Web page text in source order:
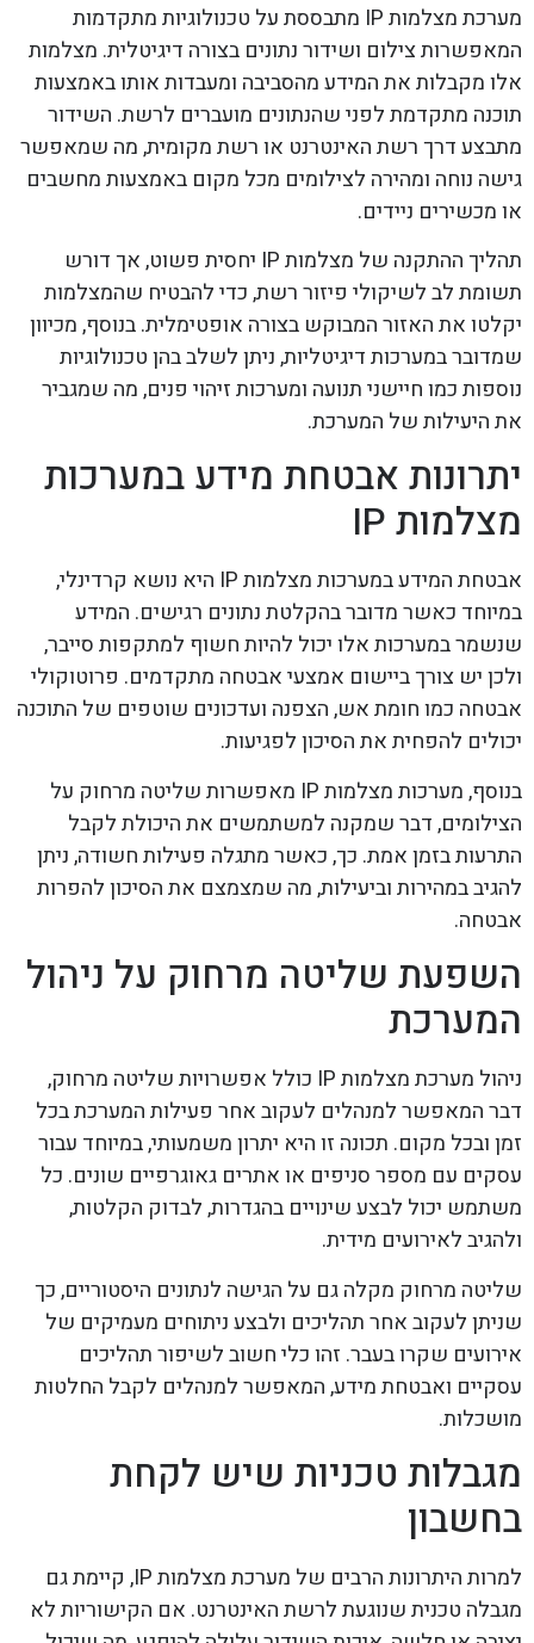
מערכת מצלמות IP מתבססת על טכנולוגיות מתקדמות
המאפשרות צילום ושידור נתונים בצורה דיגיטלית. מצלמות
אלו מקבלות את המידע מהסביבה ומעבדות אותו באמצעות
תוכנה מתקדמת לפני שהנתונים מועברים לרשת. השידור
מתבצע דרך רשת האינטרנט או רשת מקומית, מה שמאפשר
גישה נוחה ומהירה לצילומים מכל מקום באמצעות מחשבים
או מכשירים ניידים.
תהליך ההתקנה של מצלמות IP יחסית פשוט, אך דורש
תשומת לב לשיקולי פיזור רשת, כדי להבטיח שהמצלמות
יקלטו את האזור המבוקש בצורה אופטימלית. בנוסף, מכיוון
שמדובר במערכות דיגיטליות, ניתן לשלב בהן טכנולוגיות
נוספות כמו חיישני תנועה ומערכות זיהוי פנים, מה שמגביר
את היעילות של המערכת.
יתרונות אבטחת מידע במערכות
מצלמות IP
אבטחת המידע במערכות מצלמות IP היא נושא קרדינלי,
במיוחד כאשר מדובר בהקלטת נתונים רגישים. המידע
שנשמר במערכות אלו יכול להיות חשוף למתקפות סייבר,
ולכן יש צורך ביישום אמצעי אבטחה מתקדמים. פרוטוקולי
אבטחה כמו חומת אש, הצפנה ועדכונים שוטפים של התוכנה
יכולים להפחית את הסיכון לפגיעות.
בנוסף, מערכות מצלמות IP מאפשרות שליטה מרחוק על
הצילומים, דבר שמקנה למשתמשים את היכולת לקבל
התרעות בזמן אמת. כך, כאשר מתגלה פעילות חשודה, ניתן
להגיב במהירות וביעילות, מה שמצמצם את הסיכון להפרות
אבטחה.
השפעת שליטה מרחוק על ניהול
המערכת
ניהול מערכת מצלמות IP כולל אפשרויות שליטה מרחוק,
דבר המאפשר למנהלים לעקוב אחר פעילות המערכת בכל
זמן ובכל מקום. תכונה זו היא יתרון משמעותי, במיוחד עבור
עסקים עם מספר סניפים או אתרים גאוגרפיים שונים. כל
משתמש יכול לבצע שינויים בהגדרות, לבדוק הקלטות,
ולהגיב לאירועים מידית.
שליטה מרחוק מקלה גם על הגישה לנתונים היסטוריים, כך
שניתן לעקוב אחר תהליכים ולבצע ניתוחים מעמיקים של
אירועים שקרו בעבר. זהו כלי חשוב לשיפור תהליכים
עסקיים ואבטחת מידע, המאפשר למנהלים לקבל החלטות
מושכלות.
מגבלות טכניות שיש לקחת
בחשבון
למרות היתרונות הרבים של מערכת מצלמות IP, קיימת גם
מגבלה טכנית שנוגעת לרשת האינטרנט. אם הקישוריות לא